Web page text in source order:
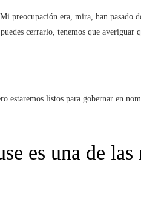
preocupación era, mira, han pasado
cerrarlo, tenemos que averiguar
estaremos listos para gobernar en
es una de las